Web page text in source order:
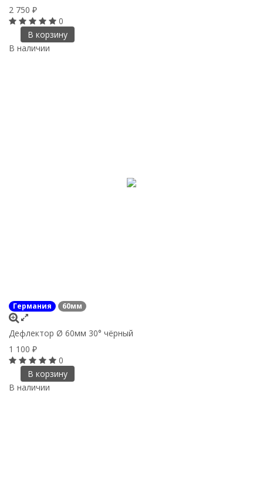
2 750 ₽
0
В корзину
В наличии
Германия 60мм
Дефлектор Ø 60мм 30° чёрный
1 100 ₽
0
В корзину
В наличии